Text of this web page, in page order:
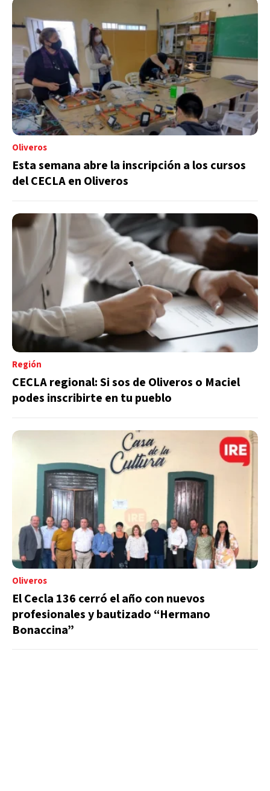
Oliveros
Esta semana abre la inscripción a los cursos
del CECLA en Oliveros
Región
CECLA regional: Si sos de Oliveros o Maciel
podes inscribirte en tu pueblo
Oliveros
El Cecla 136 cerró el año con nuevos
profesionales y bautizado “Hermano
Bonaccina”